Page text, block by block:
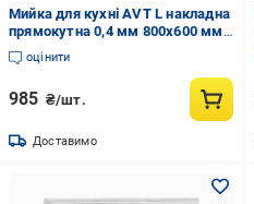
Мийка для кухні AVT L накладна
прямокутна 0,4 мм 800x600 мм
Хром (AVT-М-83)
оцінити
985 ₴/шт.
Доставимо